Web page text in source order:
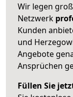
Wir legen
Netzwerk
Kunden
und
Angebote
Ansprüchen
Füllen Sie